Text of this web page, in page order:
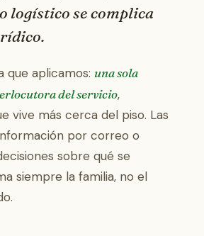
logístico se complica
que aplicamos: una sola
del servicio,
vive más cerca del piso. Las
por correo o
sobre qué se
siempre la familia, no el